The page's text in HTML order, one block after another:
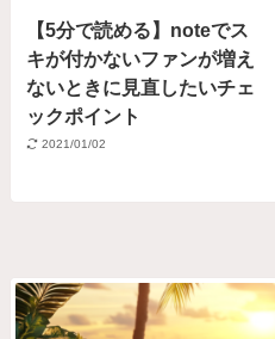
【5分で読める】noteでス
キが付かないファンが増え
ないときに見直したいチェ
ックポイント
2021/01/02